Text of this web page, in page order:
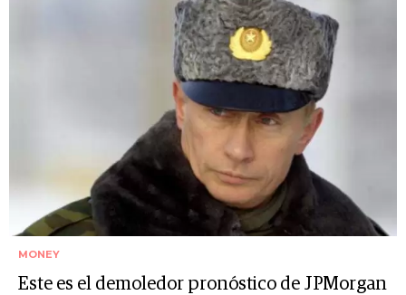
MONEY
Este es el demoledor pronóstico de JPMorgan